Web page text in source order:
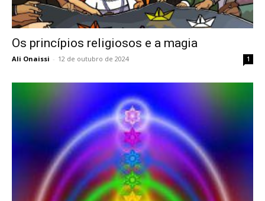
Os princípios religiosos e a magia
Ali Onaissi - 12 de outubro de 2024 1